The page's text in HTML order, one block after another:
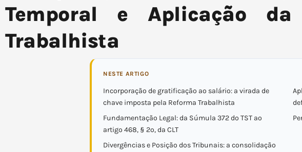
Temporal e Aplicação da
Trabalhista
NESTE ARTIGO
Incorporação de gratificação ao salário: a virada de
chave imposta pela Reforma Trabalhista
Fundamentação Legal: da Súmula 372 do TST ao
artigo 468, § 2º, da CLT
Divergências e Posição dos Tribunais: a consolidação